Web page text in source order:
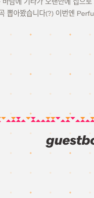
뽑아봤습니다(?) 이번엔